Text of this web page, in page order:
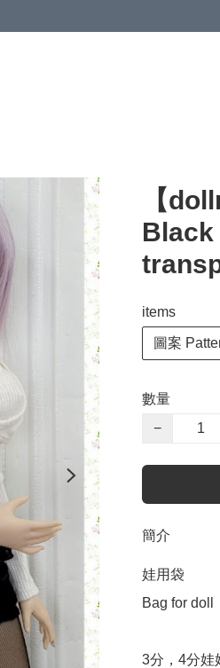
【
items
圖案
數量
−
簡介
娃用袋
Bag for doll
3分，4分娃